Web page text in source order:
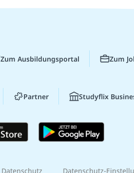
Zum Ausbildungsportal Zum
Partner Studyflix
Datenschutz Datenschutz-